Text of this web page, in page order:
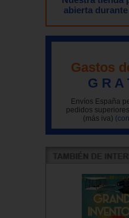
abierta
Gastos
G R A
Envíos España
pedidos
(más iva)